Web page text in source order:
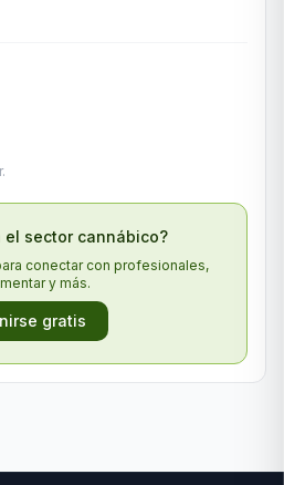
el sector cannábico?
conectar con profesionales,
y más.
gratis